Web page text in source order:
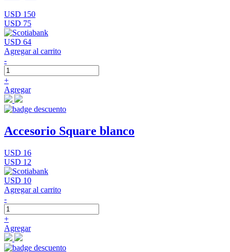
USD 150
USD 75
USD 64
Agregar al carrito
-
+
Agregar
Accesorio Square blanco
USD 16
USD 12
USD 10
Agregar al carrito
-
+
Agregar